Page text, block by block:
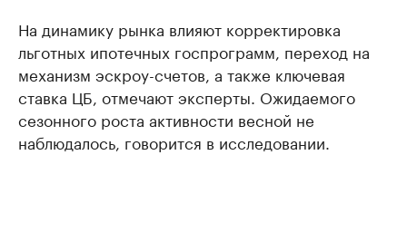
На динамику рынка влияют корректировка
льготных ипотечных госпрограмм, переход на
механизм эскроу-счетов, а также ключевая
ставка ЦБ, отмечают эксперты. Ожидаемого
сезонного роста активности весной не
наблюдалось, говорится в исследовании.